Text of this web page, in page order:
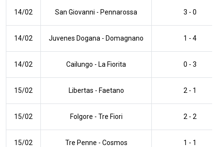
14/02 San Giovanni - Pennarossa 3 - 0
14/02 Juvenes Dogana - Domagnano 1 - 4
14/02 Cailungo - La Fiorita 0 - 3
15/02 Libertas - Faetano 2 - 1
15/02 Folgore - Tre Fiori 2 - 2
15/02 Tre Penne - Cosmos 1 - 1